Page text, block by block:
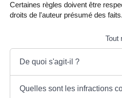
Certaines règles doivent être
droits de l'auteur présumé des faits.
Tout
De quoi s'agit-il ?
Quelles sont les infractions